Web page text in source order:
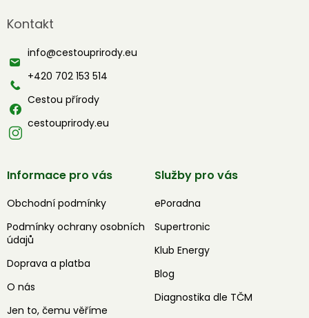
p
t
Kontakt
info@cestouprirody.eu
+420 702 153 514
Cestou přírody
cestouprirody.eu
Informace pro vás
Obchodní podmínky
Podmínky ochrany osobních
údajů
Doprava a platba
O nás
Jen to, čemu věříme
Služby pro vás
ePoradna
Supertronic
Klub Energy
Blog
Diagnostika dle TČM